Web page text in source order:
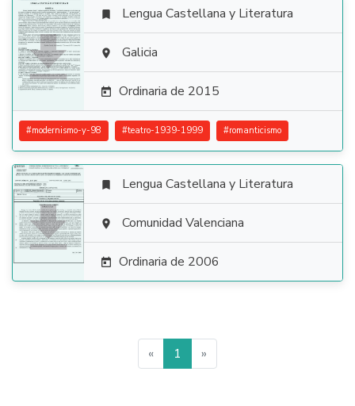

 Lengua Castellana y Literatura
 Galicia
 Ordinaria de 2015
#modernismo-y-98 #teatro-1939-1999 #romanticismo

 Lengua Castellana y Literatura
 Comunidad Valenciana
 Ordinaria de 2006
« 1 »